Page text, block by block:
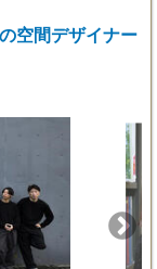
空間デザイナー